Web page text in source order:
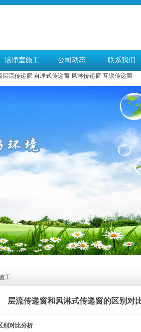
洁净室施工 公司动态 联系我们
层流传递窗 自净式传递窗 风淋传递窗 互锁传递窗
工
层流传递窗和风淋式传递窗的区别对
别对比分析